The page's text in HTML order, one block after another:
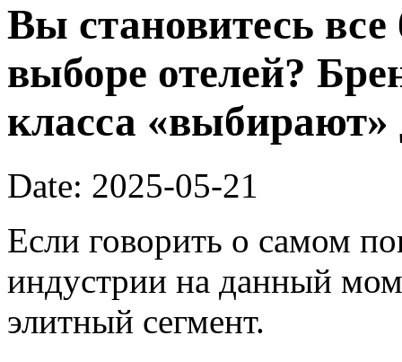
Вы становитесь
выборе отелей?
класса «выбирают»
Date: 2025-05-21
Если говорить о самом
индустрии на данный
элитный сегмент.